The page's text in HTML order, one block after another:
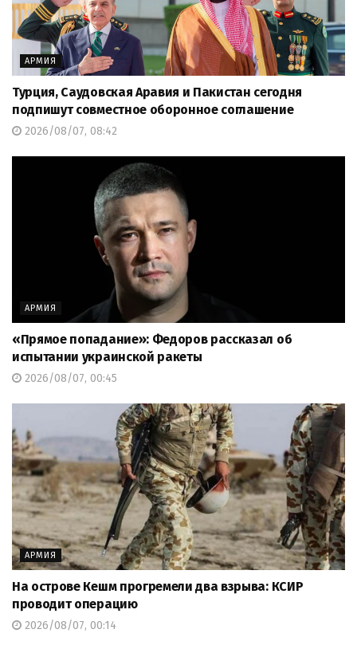
АРМИЯ
Турция, Саудовская Аравия и Пакистан сегодня
подпишут совместное оборонное соглашение
2026/08/07, 08:42
АРМИЯ
«Прямое попадание»: Федоров рассказал об
испытании украинской ракеты
2026/08/07, 00:45
АРМИЯ
На острове Кешм прогремели два взрыва: КСИР
проводит операцию
2026/08/07, 00:14